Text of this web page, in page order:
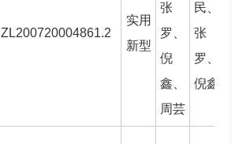
ZL200720004861.2
实用
新型
张
罗
倪
鑫
周芸
民
张
罗
倪鑫